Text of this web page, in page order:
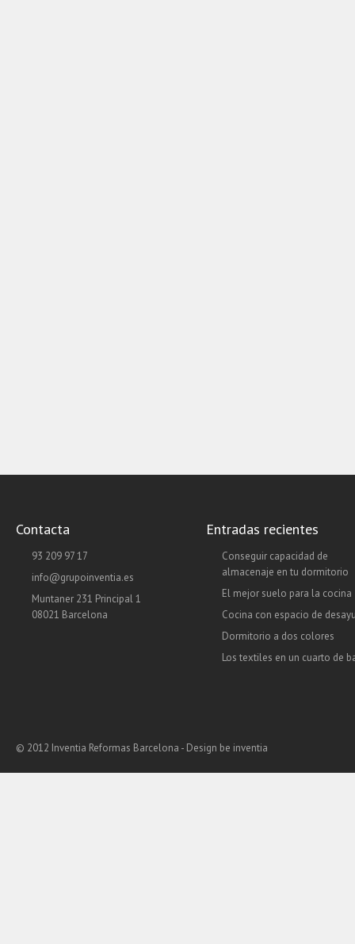
Contacta
93 209 97 17
info@grupoinventia.es
Muntaner 231 Principal 1
08021 Barcelona
Entradas recientes
Conseguir capacidad de
almacenaje en tu dormitorio
El mejor suelo para la cocina
Cocina con espacio de
Dormitorio a dos colores
Los textiles en un cuarto de
© 2012 Inventia Reformas Barcelona - Design be inventia